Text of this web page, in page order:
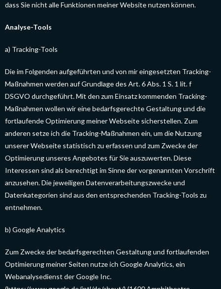
dass Sie nicht alle Funktionen meiner Website nutzen können.
Analyse-Tools
a) Tracking-Tools
Die im Folgenden aufgeführten und von mir eingesetzten Tracking-
Maßnahmen werden auf Grundlage des Art. 6 Abs. 1 S. 1 lit. f
DSGVO durchgeführt. Mit den zum Einsatz kommenden Tracking-
Maßnahmen wollen wir eine bedarfsgerechte Gestaltung und die
fortlaufende Optimierung meiner Webseite sicherstellen. Zum
anderen setze ich die Tracking-Maßnahmen ein, um die Nutzung
unserer Webseite statistisch zu erfassen und zum Zwecke der
Optimierung unseres Angebotes für Sie auszuwerten. Diese
Interessen sind als berechtigt im Sinne der vorgenannten Vorschrift
anzusehen. Die jeweiligen Datenverarbeitungszwecke und
Datenkategorien sind aus den entsprechenden Tracking-Tools zu
entnehmen.
b) Google Analytics
Zum Zwecke der bedarfsgerechten Gestaltung und fortlaufenden
Optimierung meiner Seiten nutze ich Google Analytics, ein
Webanalysedienst der Google Inc.